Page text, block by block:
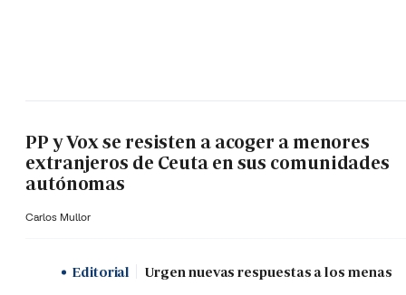
PP y Vox se resisten a acoger a menores
extranjeros de Ceuta en sus comunidades
autónomas
Carlos Mullor
Editorial Urgen nuevas respuestas a los menas